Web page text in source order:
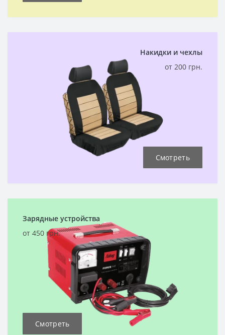
Накидки и чехлы
от 200 грн.
Смотреть
Зарядные устройства
от 450 грн.
Смотреть